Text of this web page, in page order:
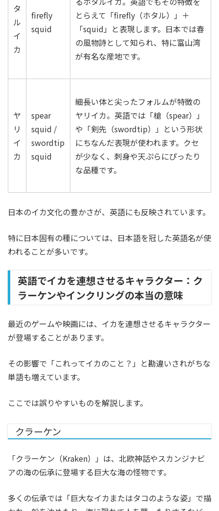
タ
ル
イ
カ
firefly
squid
とらえて「firefly（ホタル）」＋
「squid」と表現します。日本では春
の風物詩として知られ、特に富山湾
が有名な産地です。
ヤ
リ
イ
カ
spear
squid /
swordtip
squid
細長い体と尖ったフォルムが特徴の
ヤリイカ。英語では「槍（spear）」
や「剣先（swordtip）」という形状
にちなんだ表現が使われます。クセ
が少なく、刺身や天ぷらにぴったり
な品種です。
日本のイカ文化の豊かさが、英語にも反映されています。
特に日本固有の種については、日本語を冠した英語名が使
われることが多いです。
英語でイカを連想させるキャラクター：ク
ラーケンやインクリングの本当の意味
最近のゲームや映画には、イカを連想させるキャラクター
が登場することがあります。
その影響で「これってイカのこと？」と勘違いされがちな
単語も増えています。
ここでは誤りやすいものを解説します。
クラーケン
「クラーケン（Kraken）」は、北欧神話やスカンジナビ
アの海の伝承に登場する巨大な海の怪物です。
多くの伝承では「巨大なイカまたはタコのような姿」で描